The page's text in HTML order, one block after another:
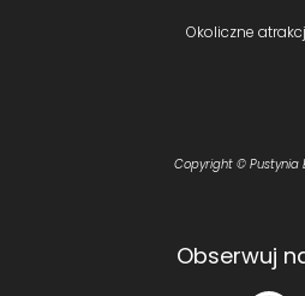
Okoliczne
Copyright © Pustynia
Obserwuj